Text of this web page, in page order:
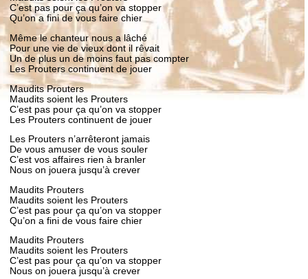
C’est pas pour ça qu’on va stopper
Qu’on a fini de vous faire chier
Même le chanteur nous a lâché
Pour une vie de vieux dont il rêvait
Un de plus un de moins faut pas compter
Les Prouters continuent de jouer
Maudits Prouters
Maudits soient les Prouters
C’est pas pour ça qu’on va stopper
Les Prouters continuent de jouer
Les Prouters n’arrêteront jamais
De vous amuser de vous souler
C’est vos affaires rien à branler
Nous on jouera jusqu’à crever
Maudits Prouters
Maudits soient les Prouters
C’est pas pour ça qu’on va stopper
Qu’on a fini de vous faire chier
Maudits Prouters
Maudits soient les Prouters
C’est pas pour ça qu’on va stopper
Nous on jouera jusqu’à crever